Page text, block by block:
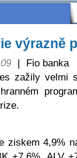
výrazně
|
Fio banka
zažily velmi
ziskem 4,9%